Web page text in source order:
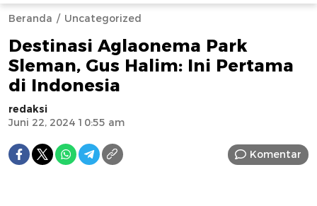
Beranda Uncategorized
Destinasi Aglaonema Park
Sleman, Gus Halim: Ini Pertama
di Indonesia
redaksi
Juni 22, 2024 10:55 am
Komentar